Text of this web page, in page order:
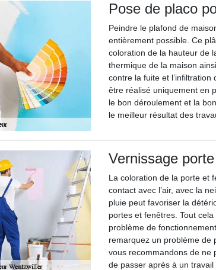
Pose de placo
Peindre le plafond de
entièrement possible. Ce
coloration de la hauteur de
thermique de la maison
contre la fuite et
être réalisé uniquement en
le bon déroulement et la
le meilleur résultat des
Vernissage
La coloration de la porte et
contact avec l’air, avec la
pluie peut favoriser la
portes et fenêtres. Tout
problème de
remarquez un problème de
vous recommandons de ne
de passer après à un travail